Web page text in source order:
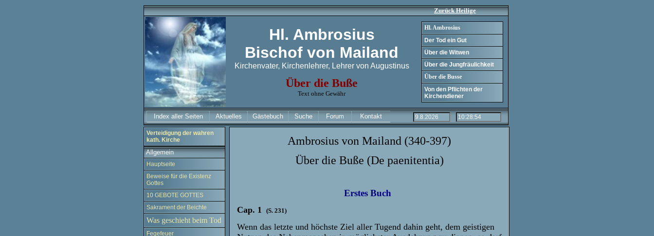
Zurück Heilige
Hl. Ambrosius
Bischof von Mailand
Kirchenvater, Kirchenlehrer, Lehrer von Augustinus
Über die Buße
Text ohne Gewähr
.
.
Hl. Ambrosius
Der Tod ein Gut
Über die Witwen
Über die Jungfräulichkeit
Über die Busse
Von den Pflichten der
Kirchendiener
Index aller Seiten Aktuelles Gästebuch Suche Forum Kontakt
Verteidigung der wahren
kath. Kirche
Allgemein
Hauptseite
Beweise für die Existenz
Gottes
10 GEBOTE GOTTES
Sakrament der Beichte
Was geschieht beim Tod
Fegefeuer
Ambrosius von Mailand (340-397)
Über die Buße (De paenitentia)
Erstes Buch
Cap. 1 (S. 231)
Wenn das letzte und höchste Ziel aller Tugend dahin geht, dem geistigen